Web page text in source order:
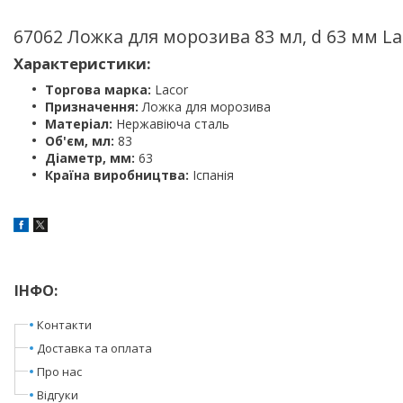
67062 Ложка для морозива 83 мл, d 63 мм
Характеристики:
Торгова марка: Lacor
Призначення: Ложка для морозива
Матеріал: Нержавіюча сталь
Об'єм, мл: 83
Діаметр, мм: 63
Країна виробництва: Іспанія
ІНФО:
Контакти
Доставка та оплата
Про нас
Відгуки